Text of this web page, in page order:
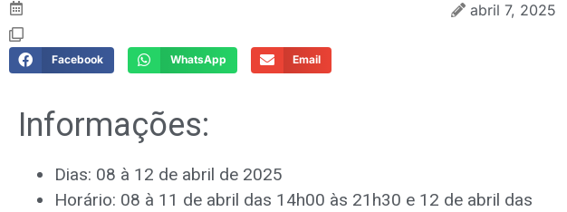
abril 7, 2025
Facebook WhatsApp Email
Informações:
Dias: 08 à 12 de abril de 2025
Horário: 08 à 11 de abril das 14h00 às 21h30 e 12 de abril das